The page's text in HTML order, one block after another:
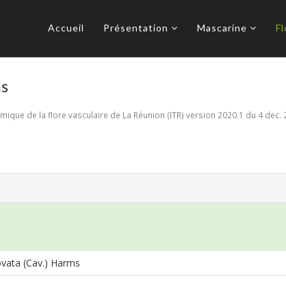
Accueil Présentation Mascarine
de la flore vasculaire de La Réunion (ITR) version 2020.1 du 4 dec.
(Cav.) Harms